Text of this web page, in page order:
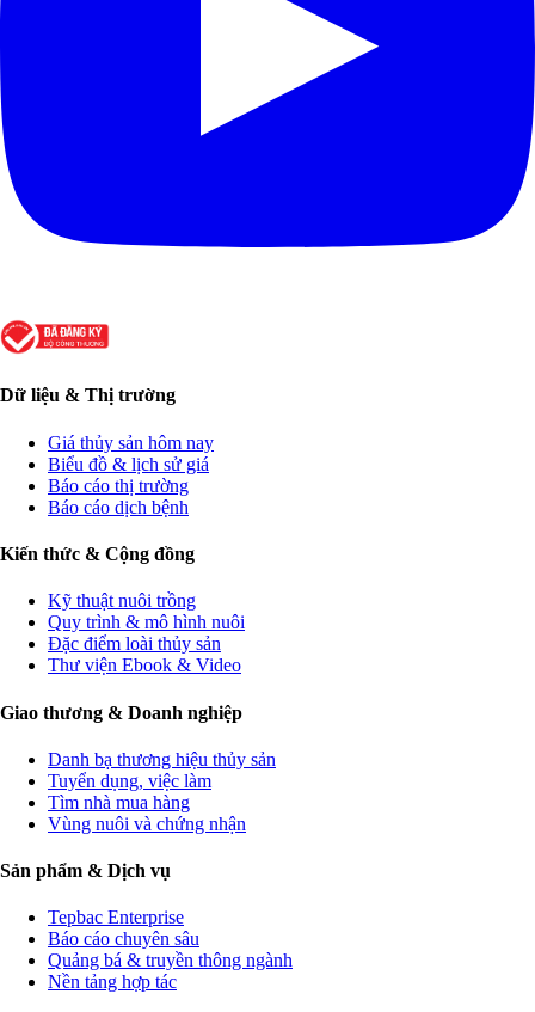
Dữ liệu & Thị trường
Giá thủy sản hôm nay
Biểu đồ & lịch sử giá
Báo cáo thị trường
Báo cáo dịch bệnh
Kiến thức & Cộng đồng
Kỹ thuật nuôi trồng
Quy trình & mô hình nuôi
Đặc điểm loài thủy sản
Thư viện Ebook & Video
Giao thương & Doanh nghiệp
Danh bạ thương hiệu thủy sản
Tuyển dụng, việc làm
Tìm nhà mua hàng
Vùng nuôi và chứng nhận
Sản phẩm & Dịch vụ
Tepbac Enterprise
Báo cáo chuyên sâu
Quảng bá & truyền thông ngành
Nền tảng hợp tác